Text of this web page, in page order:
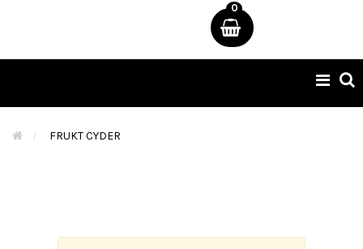
0
de
> FRUKT CYDER